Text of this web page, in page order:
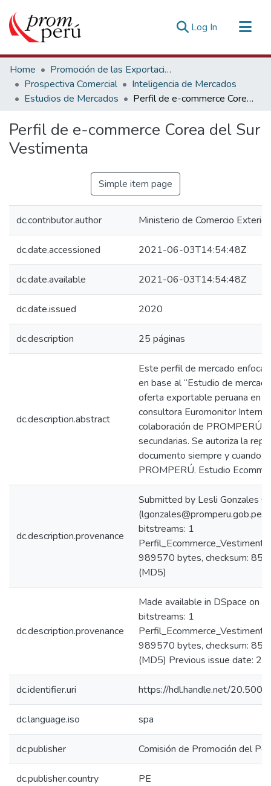
Log In (current)
Communities & Collections
All of DSpace
Statistics
Home
Promoción de las Exportaciones
Prospectiva Comercial
Inteligencia de Mercados
Estudios de Mercados
Perfil de e-commerce Corea del Sur Vestimenta
Perfil de e-commerce Corea del Sur
Vestimenta
Simple item page
dc.contributor.author Ministerio de Comercio
dc.date.accessioned 2021-06-03T14:54:48Z
dc.date.available 2021-06-03T14:54:48Z
dc.date.issued 2020
dc.description 25 páginas
dc.description.abstract
Este perfil de mercado
en base al “Estudio de
oferta exportable peruana en
consultora Euromonitor
colaboración de PROMPERÚ.
secundarias. Se autoriza la
documento siempre y cuando
PROMPERÚ. Estudio
dc.description.provenance
Submitted by Lesli Gonzales
bitstreams: 1
989570 bytes, checksum:
(MD5)
dc.description.provenance
Made available in DSpace on
bitstreams: 1
989570 bytes, checksum:
(MD5) Previous issue date:
dc.identifier.uri https://hdl.handle.net/
dc.language.iso spa
dc.publisher Comisión de Promoción del
dc.publisher.country PE